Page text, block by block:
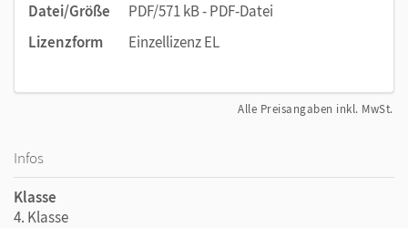
Datei/Größe
PDF/571 kB - PDF-Datei
Lizenzform
Einzellizenz EL
Alle Preisangaben inkl. MwSt.
Infos
Klasse
4. Klasse